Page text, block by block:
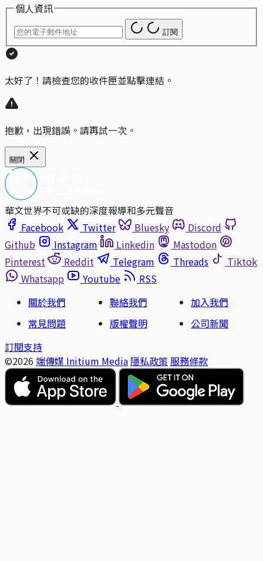
個人資訊
訂閱
太好了！請檢查您的收件匣並點擊連結。
抱歉，出現錯誤。請再試一次。
關閉
華文世界不可或缺的深度報導和多元聲音
Facebook
Twitter Bluesky
Discord
Github
Instagram Linkedin
Mastodon
Pinterest
Reddit Telegram Threads
Tiktok
Whatsapp
Youtube
RSS
關於我們
聯絡我們
加入我們
常見問題
版權聲明
公司新聞
訂閱支持
©2026 端傳媒 Initium Media 隱私政策 服務條款